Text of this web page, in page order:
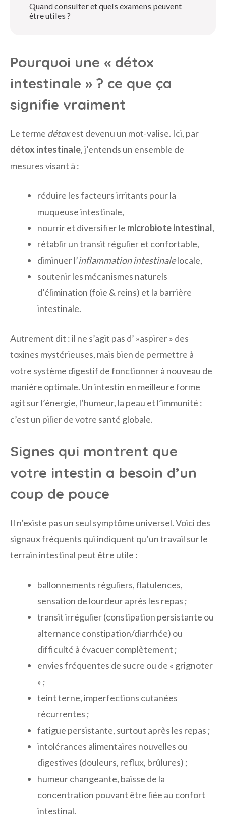
Quand consulter et quels examens peuvent
être utiles ?
Pourquoi une « détox
intestinale » ? ce que ça
signifie vraiment
Le terme détoxest devenu un mot-valise. Ici, par
détox intestinale, j’entends un ensemble de
mesures visant à :
réduire les facteurs irritants pour la
muqueuse intestinale,
nourrir et diversifier le microbiote intestinal,
rétablir un transit régulier et confortable,
diminuer l’inflammation intestinalelocale,
soutenir les mécanismes naturels
d’élimination (foie & reins) et la barrière
intestinale.
Autrement dit : il ne s’agit pas d’ »aspirer » des
toxines mystérieuses, mais bien de permettre à
votre système digestif de fonctionner à nouveau de
manière optimale. Un intestin en meilleure forme
agit sur l’énergie, l’humeur, la peau et l’immunité :
c’est un pilier de votre santé globale.
Signes qui montrent que
votre intestin a besoin d’un
coup de pouce
Il n’existe pas un seul symptôme universel. Voici des
signaux fréquents qui indiquent qu’un travail sur le
terrain intestinal peut être utile :
ballonnements réguliers, flatulences,
sensation de lourdeur après les repas ;
transit irrégulier (constipation persistante ou
alternance constipation/diarrhée) ou
difficulté à évacuer complètement ;
envies fréquentes de sucre ou de « grignoter
» ;
teint terne, imperfections cutanées
récurrentes ;
fatigue persistante, surtout après les repas ;
intolérances alimentaires nouvelles ou
digestives (douleurs, reflux, brûlures) ;
humeur changeante, baisse de la
concentration pouvant être liée au confort
intestinal.